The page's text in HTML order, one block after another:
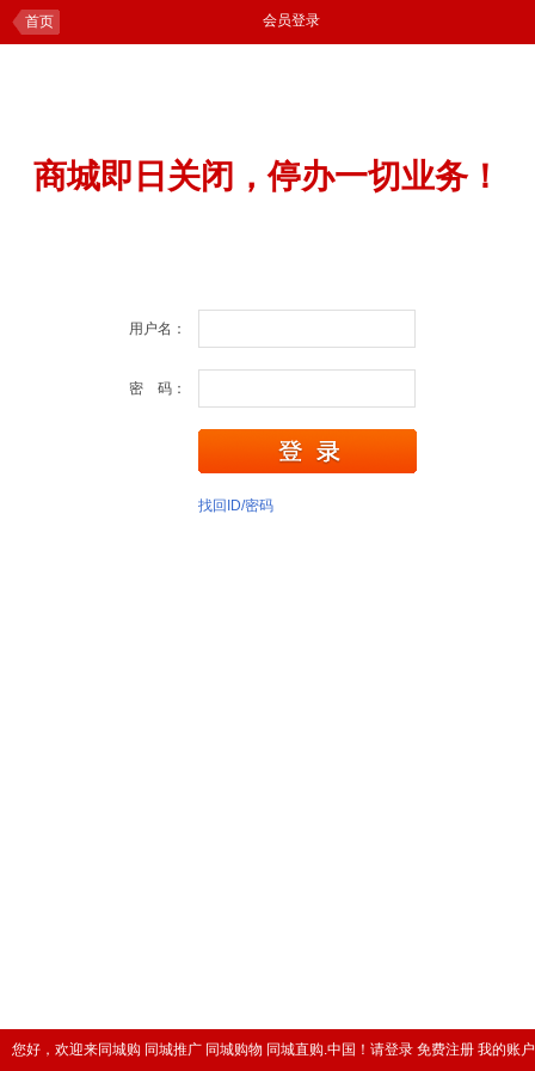
您好，欢迎来同城购 同城推广 同城购物 同城直购.中国！ 请登录 免费注册 我的账户
首页 会员登录
商城即日关闭，停办一切业务！
用户名：
密 码：
找回ID/密码